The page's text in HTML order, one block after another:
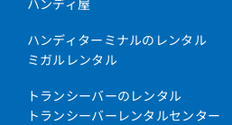
ハンディターミナルのレンタル
ミガルレンタル
トランシーバーのレンタル
トランシーバーレンタルセンター